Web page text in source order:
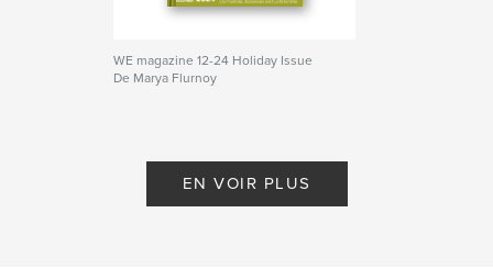
WE magazine 12-24 Holiday Issue
De Marya Flurnoy
EN VOIR PLUS